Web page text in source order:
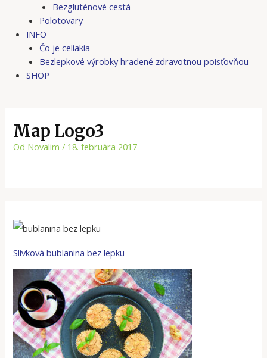
Bezgluténové cestá
Polotovary
INFO
Čo je celiakia
Bezlepkové výrobky hradené zdravotnou poisťovňou
SHOP
Map Logo3
Od Novalim/ 18. februára 2017
Slivková bublanina bez lepku